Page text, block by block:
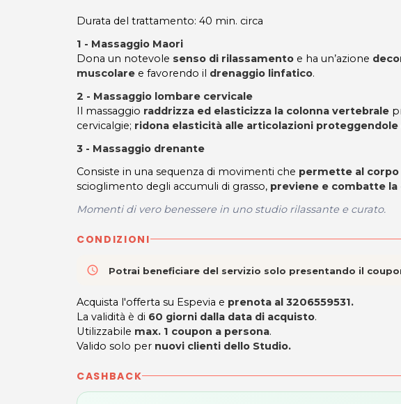
Durata del trattamento: 40 min. circa
1 - Massaggio Maori
Dona un notevole senso di rilassamento e ha un’azione
muscolare e favorendo il drenaggio linfatico.
2 - Massaggio lombare cervicale
Il massaggio raddrizza ed elasticizza la colonna vertebrale
cervicalgie; ridona elasticità alle articolazioni
3 - Massaggio drenante
Consiste in una sequenza di movimenti che permette al
scioglimento degli accumuli di grasso, previene e combatte la
Momenti di vero benessere in uno studio rilassante e curato.
CONDIZIONI
access_time Potrai beneficiare del servizio solo presentando il
Acquista l'offerta su Espevia e prenota al 3206559531.
La validità è di 60 giorni dalla data di acquisto.
Utilizzabile max. 1 coupon a persona.
Valido solo per nuovi clienti dello Studio.
CASHBACK